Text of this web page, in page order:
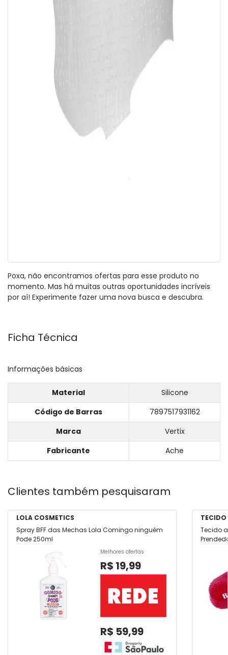
Poxa, não encontramos ofertas para esse produto no
momento. Mas há muitas outras oportunidades incríveis
por aí! Experimente fazer uma nova busca e descubra.
Ficha Técnica
Informações básicas
Material
Silicone
Código de Barras
7897517931162
Marca
Vertix
Fabricante
Ache
Clientes também pesquisaram
LOLA COSMETICS
Spray BFF das Mechas Lola Comingo ninguém
Pode 250ml
Melhores ofertas
R$ 19,99
R$ 59,99
TECIDO
Tecido